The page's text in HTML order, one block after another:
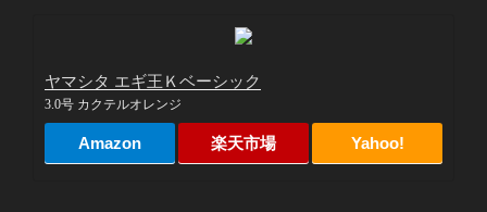
ヤマシタ エギ王Ｋベーシック
3.0号 カクテルオレンジ
Amazon 楽天市場 Yahoo!